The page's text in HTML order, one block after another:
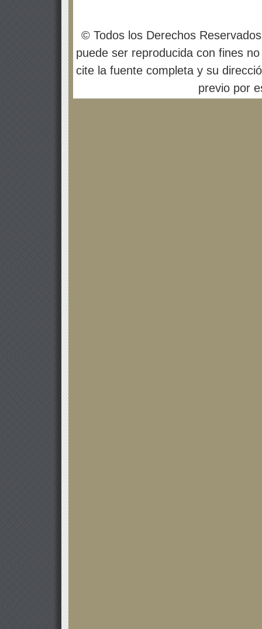
© Todos los Derechos
puede ser reproducida con fines
cite la fuente completa y su
previo por